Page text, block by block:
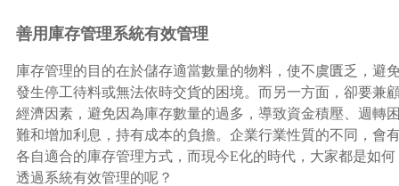
善用庫存管理系統有效管理
庫存管理的目的在於儲存適當數量的物料，使不虞匱乏，避
發生停工待料或無法依時交貨的困境。而另一方面，卻要兼
經濟因素，避免因為庫存數量的過多，導致資金積壓、週轉
難和增加利息，持有成本的負擔。企業行業性質的不同，會
各自適合的庫存管理方式，而現今E化的時代，大家都是如何
透過系統有效管理的呢？